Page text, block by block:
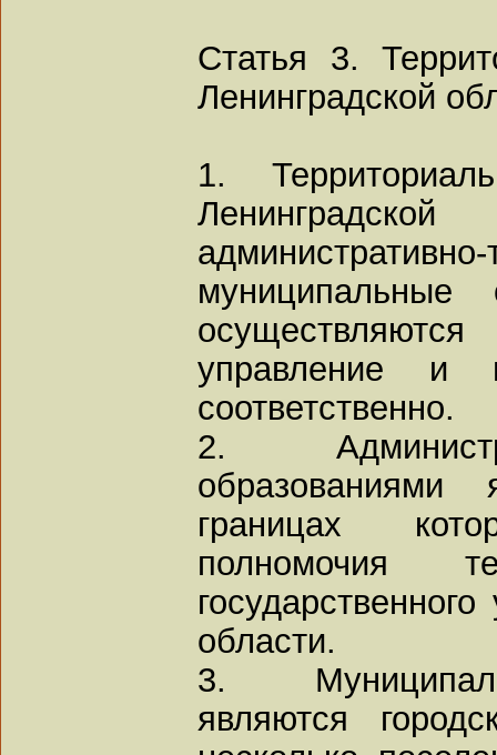
Статья 3.
Ленинградской
1.
муниципальные
управление и
соответственно.
2.
образованиями
границах
полномочия
области.
3.
являются